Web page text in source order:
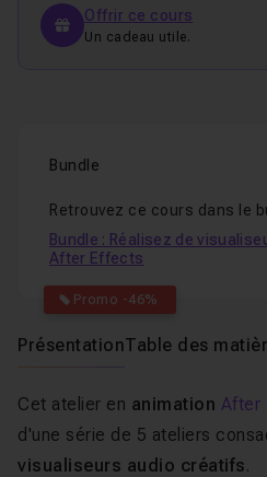
Offrir ce cours
Un cadeau utile.
Bundle
Retrouvez ce cours dans le
Promo -46%
Bundle : Réalisez de
After Effects
PrésentationTable des
Cet atelier en animation After
d'une série de 5 ateliers
visualiseurs audio créatifs.